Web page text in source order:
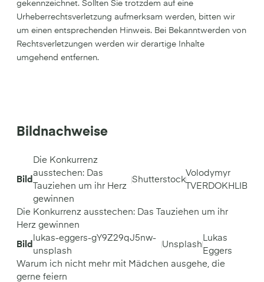
gekennzeichnet. Sollten Sie trotzdem auf eine
Urheberrechtsverletzung aufmerksam werden, bitten wir
um einen entsprechenden Hinweis. Bei Bekanntwerden von
Rechtsverletzungen werden wir derartige Inhalte
umgehend entfernen.
Bildnachweise
Bild
Die Konkurrenz
ausstechen: Das
Tauziehen um ihr Herz
gewinnen
Shutterstock
Volodymyr
TVERDOKHLIB
Die Konkurrenz ausstechen: Das Tauziehen um ihr
Herz gewinnen
Bild
lukas-eggers-gY9Z29qJ5nw-
unsplash
Unsplash
Lukas
Eggers
Warum ich nicht mehr mit Mädchen ausgehe, die
gerne feiern